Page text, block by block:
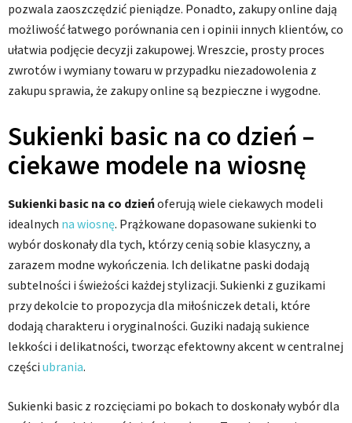
pozwala zaoszczędzić pieniądze. Ponadto, zakupy online dają
możliwość łatwego porównania cen i opinii innych klientów, co
ułatwia podjęcie decyzji zakupowej. Wreszcie, prosty proces
zwrotów i wymiany towaru w przypadku niezadowolenia z
zakupu sprawia, że zakupy online są bezpieczne i wygodne.
Sukienki basic na co dzień –
ciekawe modele na wiosnę
Sukienki basic na co dzieńoferują wiele ciekawych modeli
idealnych na wiosnę. Prążkowane dopasowane sukienki to
wybór doskonały dla tych, którzy cenią sobie klasyczny, a
zarazem modne wykończenia. Ich delikatne paski dodają
subtelności i świeżości każdej stylizacji. Sukienki z guzikami
przy dekolcie to propozycja dla miłośniczek detali, które
dodają charakteru i oryginalności. Guziki nadają sukience
lekkości i delikatności, tworząc efektowny akcent w centralnej
części ubrania.
Sukienki basic z rozcięciami po bokach to doskonały wybór dla